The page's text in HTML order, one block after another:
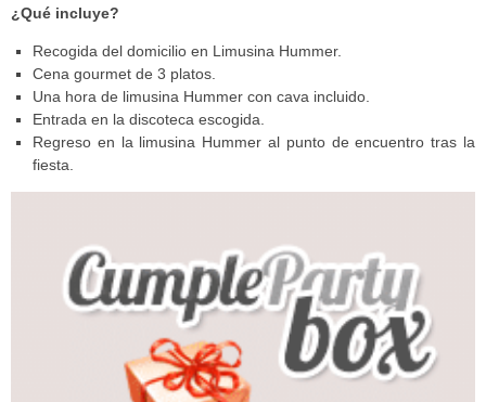
¿Qué incluye?
Recogida del domicilio en Limusina Hummer.
Cena gourmet de 3 platos.
Una hora de limusina Hummer con cava incluido.
Entrada en la discoteca escogida.
Regreso en la limusina Hummer al punto de encuentro tras la
fiesta.